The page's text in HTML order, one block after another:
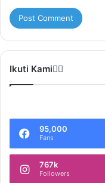
Ikuti Kami❤️‍🔥
95,000
Fans
767k
Followers